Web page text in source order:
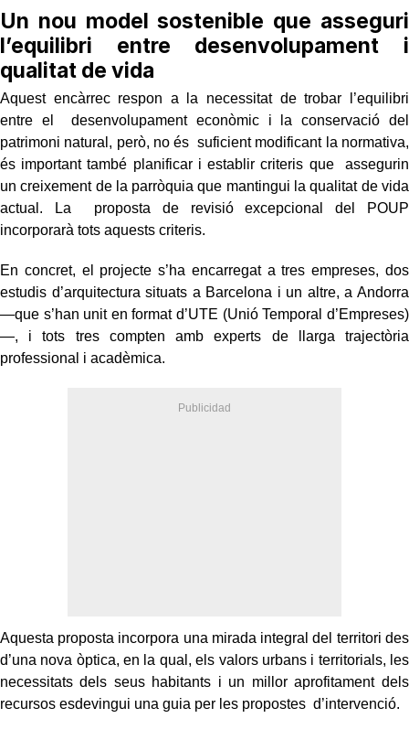
Un nou model sostenible que asseguri
l’equilibri entre desenvolupament i
qualitat de vida
Aquest encàrrec respon a la necessitat de trobar l’equilibri
entre el desenvolupament econòmic i la conservació del
patrimoni natural, però, no és suficient modificant la normativa,
és important també planificar i establir criteris que assegurin
un creixement de la parròquia que mantingui la qualitat de vida
actual. La proposta de revisió excepcional del POUP
incorporarà tots aquests criteris.
En concret, el projecte s’ha encarregat a tres empreses, dos
estudis d’arquitectura situats a Barcelona i un altre, a Andorra
—que s’han unit en format d’UTE (Unió Temporal d’Empreses)
—, i tots tres compten amb experts de llarga trajectòria
professional i acadèmica.
Aquesta proposta incorpora una mirada integral del territori des
d’una nova òptica, en la qual, els valors urbans i territorials, les
necessitats dels seus habitants i un millor aprofitament dels
recursos esdevingui una guia per les propostes d’intervenció.